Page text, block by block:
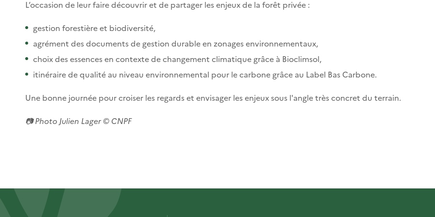
L’occasion de leur faire découvrir et de partager les enjeux de la forêt privée :
gestion forestière et biodiversité,
agrément des documents de gestion durable en zonages environnementaux,
choix des essences en contexte de changement climatique grâce à Bioclimsol,
itinéraire de qualité au niveau environnemental pour le carbone grâce au Label Bas Carbone.
Une bonne journée pour croiser les regards et envisager les enjeux sous l'angle très concret du terrain.
📷 Photo Julien Lager © CNPF